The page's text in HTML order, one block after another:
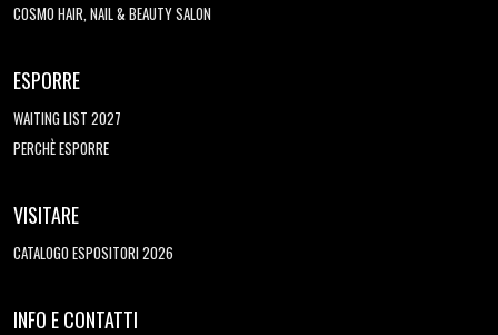
COSMO HAIR, NAIL & BEAUTY SALON
ESPORRE
WAITING LIST 2027
PERCHÈ ESPORRE
VISITARE
CATALOGO ESPOSITORI 2026
INFO E CONTATTI